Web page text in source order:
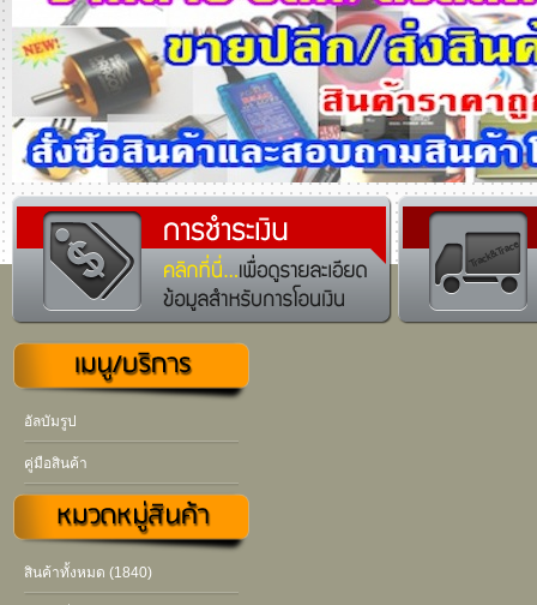
อัลบัมรูป
คู่มือสินค้า
สินค้าทั้งหมด (1840)